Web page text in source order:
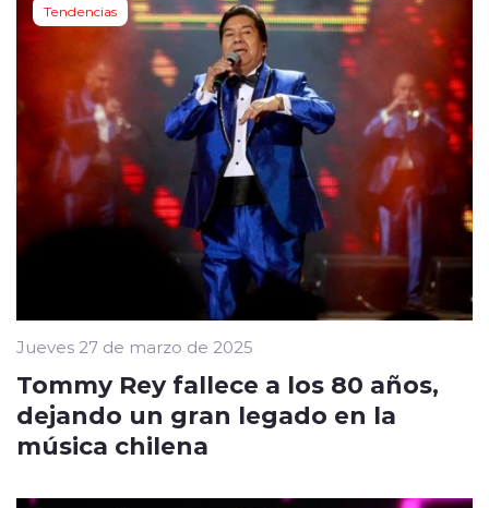
Tendencias
Jueves 27 de marzo de 2025
Tommy Rey fallece a los 80 años,
dejando un gran legado en la
música chilena